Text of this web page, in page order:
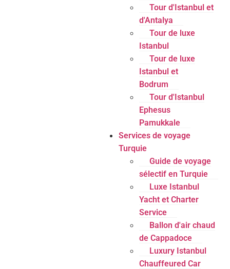
Tour d'Istanbul et
d'Antalya
Tour de luxe
Istanbul
Tour de luxe
Istanbul et
Bodrum
Tour d'Istanbul
Ephesus
Pamukkale
Services de voyage
Turquie
Guide de voyage
sélectif en Turquie
Luxe Istanbul
Yacht et Charter
Service
Ballon d'air chaud
de Cappadoce
Luxury Istanbul
Chauffeured Car